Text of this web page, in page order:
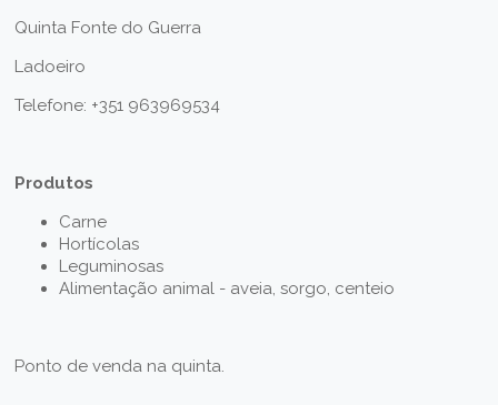
Quinta Fonte do Guerra
Ladoeiro
Telefone: +351 963969534
Produtos
Carne
Hortícolas
Leguminosas
Alimentação animal - aveia, sorgo, centeio
Ponto de venda na quinta.